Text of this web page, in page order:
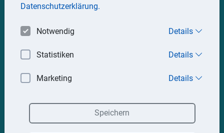
Datenschutzerklärung.
Notwendig Details
Statistiken Details
Marketing Details
Speichern